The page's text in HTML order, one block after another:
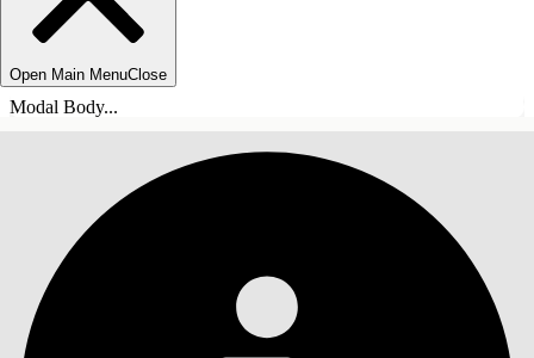
Open Main MenuClose
Modal Body...
INHALT